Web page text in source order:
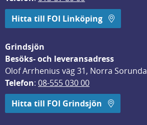
Hitta till FOI Linköping
Grindsjön
Besöks- och leveransadress
Olof Arrhenius väg 31, Norra Sorunda
Telefon: 08-555 030 00
Hitta till FOI Grindsjön